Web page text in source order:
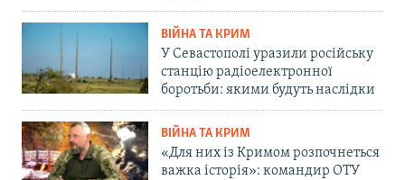
ВІЙНА ТА КРИМ
У Севастополі уразили російську
станцію радіоелектронної
боротьби: якими будуть наслідки
ВІЙНА ТА КРИМ
«Для них із Кримом розпочнеться
важка історія»: командир ОТУ